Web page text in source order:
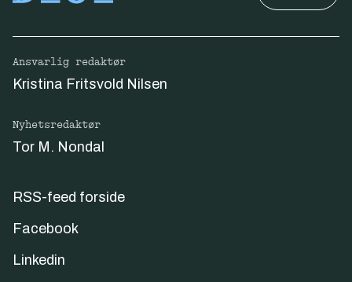
Ansvarlig redaktør
Kristina Fritsvold Nilsen
Nyhetsredaktør
Tor M. Nondal
RSS-feed forside
Facebook
Linkedin